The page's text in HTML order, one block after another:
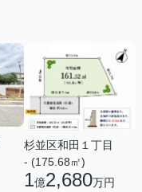
杉並区和田１丁目
- (175.68㎡)
1億2,680万円